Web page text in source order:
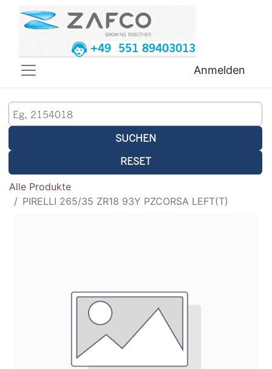
+49 551 89403013
Anmelden
SUCHEN
RESET
Alle Produkte
PIRELLI 265/35 ZR18 93Y PZCORSA LEFT(T)